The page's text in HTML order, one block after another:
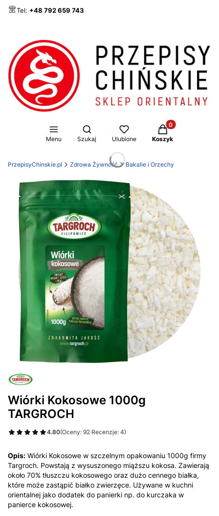
Tel: +48 792 659 743
Menu
Otwórz wyszukiwarkę
Szukaj Ulubione
Produkty w
Koszyk
PrzepisyChinskie.pl Zdrowa Żywność Bakalie i Orzechy
Wiórki Kokosowe 1000g
TARGROCH
4.80(Oceny: 92 Recenzje: 4)
Opis: Wiórki Kokosowe w szczelnym opakowaniu 1000g firmy
Targroch. Powstają z wysuszonego miąższu kokosa. Zawierają
około 70% tłuszczu kokosowego oraz dużo cennego białka,
które może zastąpić białko zwierzęce. Używane w kuchni
orientalnej jako dodatek do panierki np. do kurczaka w
panierce kokosowej.